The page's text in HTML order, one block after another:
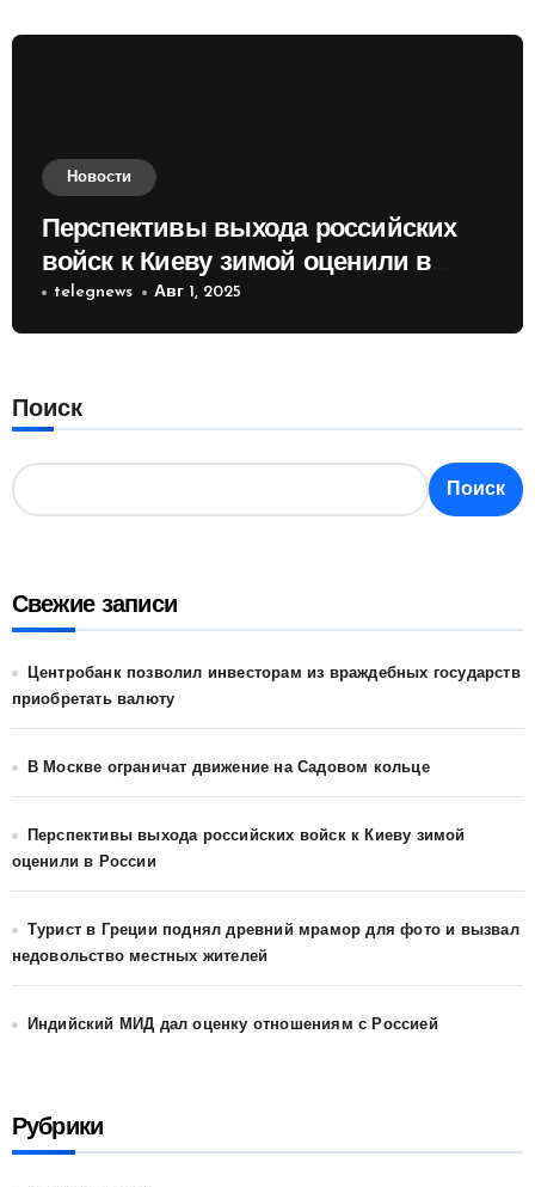
Новости
Перспективы выхода российских
войск к Киеву зимой оценили в
России
telegnews Авг 1, 2025
Поиск
Поиск
Свежие записи
Центробанк позволил инвесторам из враждебных государств
приобретать валюту
В Москве ограничат движение на Садовом кольце
Перспективы выхода российских войск к Киеву зимой
оценили в России
Турист в Греции поднял древний мрамор для фото и вызвал
недовольство местных жителей
Индийский МИД дал оценку отношениям с Россией
Рубрики